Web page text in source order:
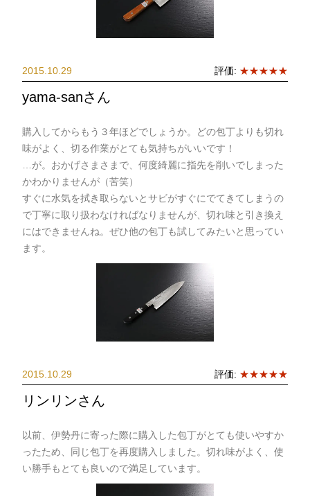
2015.10.29 評価: ★★★★★
yama-sanさん
購入してからもう３年ほどでしょうか。どの包丁よりも切れ
味がよく、切る作業がとても気持ちがいいです！
…が。おかげさまさまで、何度綺麗に指先を削いでしまった
かわかりませんが（苦笑）
すぐに水気を拭き取らないとサビがすぐにでてきてしまうの
で丁寧に取り扱わなければなりませんが、切れ味と引き換え
にはできませんね。ぜひ他の包丁も試してみたいと思ってい
ます。
2015.10.29 評価: ★★★★★
リンリンさん
以前、伊勢丹に寄った際に購入した包丁がとても使いやすか
ったため、同じ包丁を再度購入しました。切れ味がよく、使
い勝手もとても良いので満足しています。